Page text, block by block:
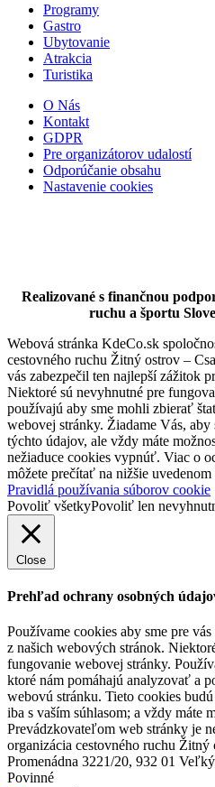
PLATZ Bistro & Bar
Dunajská Streda
Bar, pub a piváreň
Programy
Gastro
Ubytovanie
Atrakcia
Turistika
O Nás
Kontakt
GDPR
Pre organizátorov udalostí
Odporúčanie obsahu
Nastavenie cookies
Realizované s finančnou
ruchu a športu
Webová stránka KdeCo.sk
cestovného ruchu Žitný ostrov –
vás zabezpečil ten najlepší zážitok
Niektoré sú nevyhnutné pre
používajú aby sme mohli zbierať
webovej stránky. Žiadame Vás,
týchto údajov, ale vždy máte
nežiaduce cookies vypnúť. Viac o
môžete prečítať na nižšie uvedenom
Pravidlá používania súborov cookie
Povoliť všetkyPovoliť len
Close
Prehľad ochrany osobných
Používame cookies aby sme pre
z našich webových stránok.
fungovanie webovej stránky.
ktoré nám pomáhajú analyzovať a
webovú stránku. Tieto cookies
iba s vaším súhlasom; a vždy máte
Prevádzkovateľom web stránky je
organizácia cestovného ruchu
Promenádna 3221/20, 932 01
Povinné